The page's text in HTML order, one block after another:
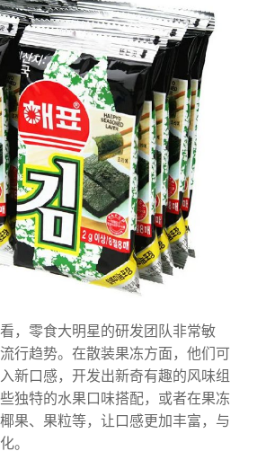
，零食大明星的研发团队非常敏
行趋势。在散装果冻方面，他们可
新口感，开发出新奇有趣的风味组
独特的水果口味搭配，或者在果冻
果、果粒等，让口感更加丰富，与
。